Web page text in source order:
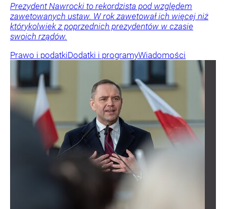
Prezydent Nawrocki to rekordzista pod względem
zawetowanych ustaw. W rok zawetował ich więcej niż
którykolwiek z poprzednich prezydentów w czasie
swoich rządów.
Prawo i podatkiDodatki i programyWiadomości